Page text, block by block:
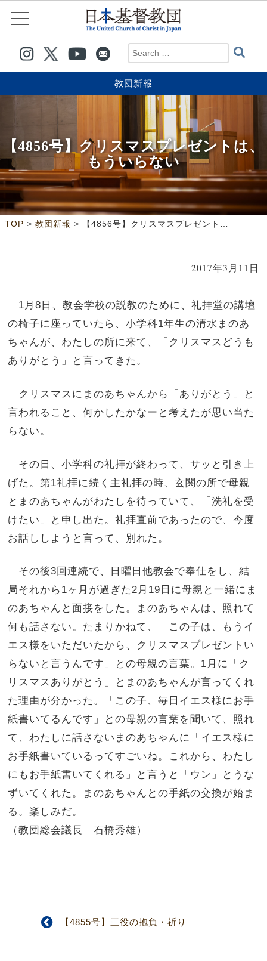
教団新報
【4856号】クリスマスプレゼントは、
もういらない
TOP > 教団新報 > 【4856号】クリスマスプレゼントは、もういらない
2017年3月11日
1月8日、教会学校の説教のために、礼拝堂の講壇
の椅子に座っていたら、小学科1年生の清水まのあ
ちゃんが、わたしの所に来て、「クリスマスどうも
ありがとう」と言ってきた。
クリスマスにまのあちゃんから「ありがとう」と
言われること、何かしたかなーと考えたが思い当た
らない。
その日、小学科の礼拝が終わって、サッと引き上
げた。第1礼拝に続く主礼拝の時、玄関の所で母親
とまのあちゃんがわたしを待っていて、「洗礼を受
けたい」と申し出た。礼拝直前であったので、今度
お話ししようと言って、別れた。
その後3回連続で、日曜日他教会で奉仕をし、結
局それから1ヶ月が過ぎた2月19日に母親と一緒にま
のあちゃんと面接をした。まのあちゃんは、照れて
何も話さない。たまりかねて、「この子は、もうイ
エス様をいただいたから、クリスマスプレゼントい
らないと言うんです」との母親の言葉。1月に「ク
リスマスありがとう」とまのあちゃんが言ってくれ
た理由が分かった。「この子、毎日イエス様にお手
紙書いてるんです」との母親の言葉を聞いて、照れ
て、わたしに話さないまのあちゃんに「イエス様に
お手紙書いているってすごいね。これから、わたし
にもお手紙書いてくれる」と言うと「ウン」とうな
ずいてくれた。まのあちゃんとの手紙の交換が始ま
る。楽しみだ。
（教団総会議長 石橋秀雄）
【4855号】三役の抱負・祈り